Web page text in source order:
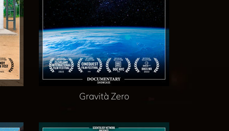
Gravità Zero